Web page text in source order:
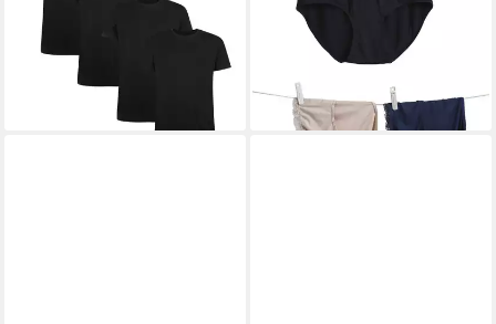
(Packung, 4er Pack)
73,95 €
lieferbar - in 2-3 Werktagen bei dir
32,99 €
lieferbar - in 3-4 Werktagen bei dir